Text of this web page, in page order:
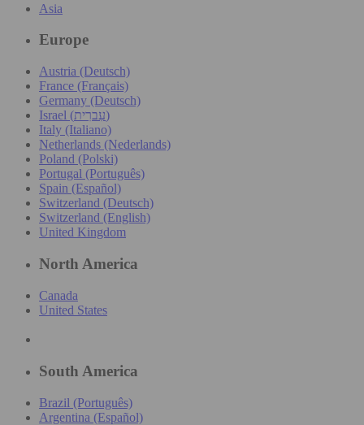
Asia
Europe
Austria (Deutsch)
France (Français)
Germany (Deutsch)
Israel (עִברִית)
Italy (Italiano)
Netherlands (Nederlands)
Poland (Polski)
Portugal (Português)
Spain (Español)
Switzerland (Deutsch)
Switzerland (English)
United Kingdom
North America
Canada
United States
South America
Brazil (Português)
Argentina (Español)